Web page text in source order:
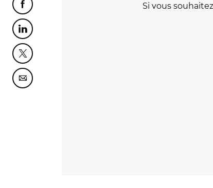
Partager cette page sur Facebook
Partager cette page sur Linkedin
Partager cette page sur Twitter
Partager cette page sur Courriel
Si vous